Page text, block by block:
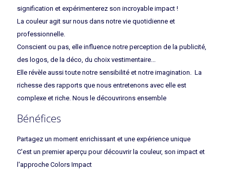
signification et expérimenterez son incroyable impact !
La couleur agit sur nous dans notre vie quotidienne et
professionnelle.
Conscient ou pas, elle influence notre perception de la publicité,
des logos, de la déco, du choix vestimentaire...
Elle révèle aussi toute notre sensibilité et notre imagination. La
richesse des rapports que nous entretenons avec elle est
complexe et riche. Nous le découvrirons ensemble
Bénéfices
Partagez un moment enrichissant et une expérience unique
C'est un premier aperçu pour découvrir la couleur, son impact et
l'approche Colors Impact